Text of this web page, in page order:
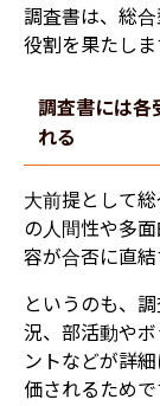
調査書は、総
役割を果たしま
調査書には各
れる
大前提として
の人間性や多
容が合否に直結
というのも、
況、部活動や
ントなどが詳
価されるためで